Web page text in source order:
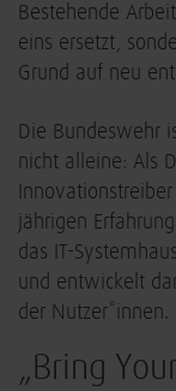
Bestehende
eins ersetzt,
Grund auf neu
Die Bundeswehr
nicht alleine: Als
jährigen
das IT-
und entwickelt
der Nutzer*innen.
„Bring